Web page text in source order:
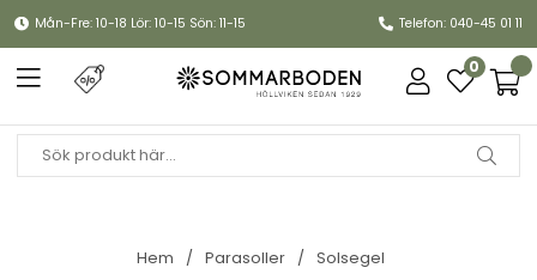
Mån-Fre: 10-18 Lör: 10-15 Sön: 11-15 Telefon: 040-45 01 11
0
Hem Parasoller Solsegel